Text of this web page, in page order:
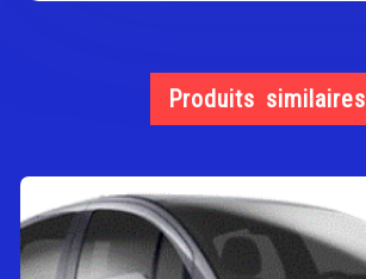
Produits similaires